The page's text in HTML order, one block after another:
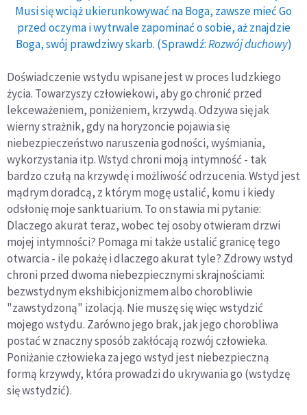
Musi się wciąż ukierunkowywać na Boga, zawsze mieć Go
przed oczyma i wytrwale zapominać o sobie, aż znajdzie
Boga, swój prawdziwy skarb. (Sprawdź:Rozwój duchowy)
Doświadczenie wstydu wpisane jest w proces ludzkiego
życia. Towarzyszy człowiekowi, aby go chronić przed
lekceważeniem, poniżeniem, krzywdą. Odzywa się jak
wierny strażnik, gdy na horyzoncie pojawia się
niebezpieczeństwo naruszenia godności, wyśmiania,
wykorzystania itp. Wstyd chroni moją intymność - tak
bardzo czułą na krzywdę i możliwość odrzucenia. Wstyd jest
mądrym doradcą, z którym mogę ustalić, komu i kiedy
odsłonię moje sanktuarium. To on stawia mi pytanie:
Dlaczego akurat teraz, wobec tej osoby otwieram drzwi
mojej intymności? Pomaga mi także ustalić granicę tego
otwarcia - ile pokażę i dlaczego akurat tyle? Zdrowy wstyd
chroni przed dwoma niebezpiecznymi skrajnościami:
bezwstydnym ekshibicjonizmem albo chorobliwie
"zawstydzoną" izolacją. Nie muszę się więc wstydzić
mojego wstydu. Zarówno jego brak, jak jego chorobliwa
postać w znaczny sposób zakłócają rozwój człowieka.
Poniżanie człowieka za jego wstyd jest niebezpieczną
formą krzywdy, która prowadzi do ukrywania go (wstydzę
się wstydzić).